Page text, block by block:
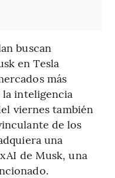
buscan
en Tesla
más
inteligencia
viernes también
de los
una
de Musk, una